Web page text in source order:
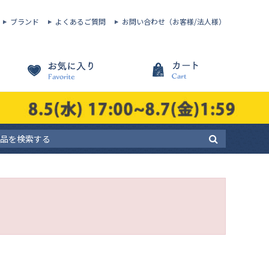
ブランド よくあるご質問 お問い合わせ（お客様/法人様）